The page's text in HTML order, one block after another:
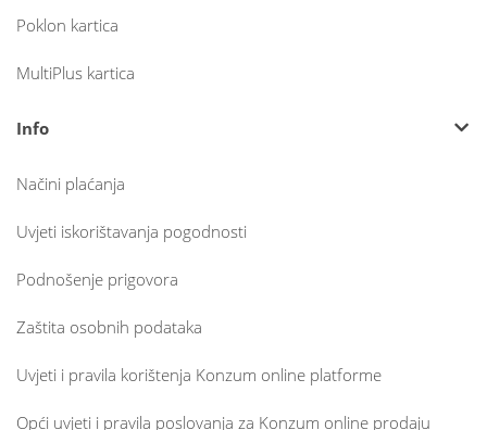
Poklon kartica
MultiPlus kartica
Info
Načini plaćanja
Uvjeti iskorištavanja pogodnosti
Podnošenje prigovora
Zaštita osobnih podataka
Uvjeti i pravila korištenja Konzum online platforme
Opći uvjeti i pravila poslovanja za Konzum online prodaju